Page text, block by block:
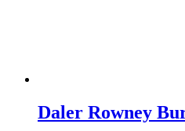
Daler Rowney